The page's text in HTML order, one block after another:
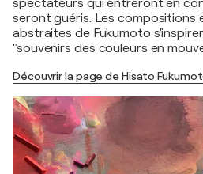
spectateurs qui entreront en
seront guéris. Les compositions
abstraites de Fukumoto
"souvenirs des couleurs en
Découvrir la page de Hisato